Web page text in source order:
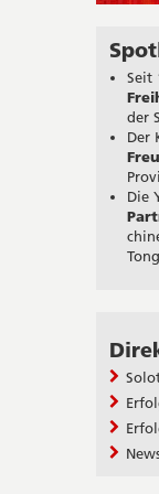
Seit
der
Der
Die